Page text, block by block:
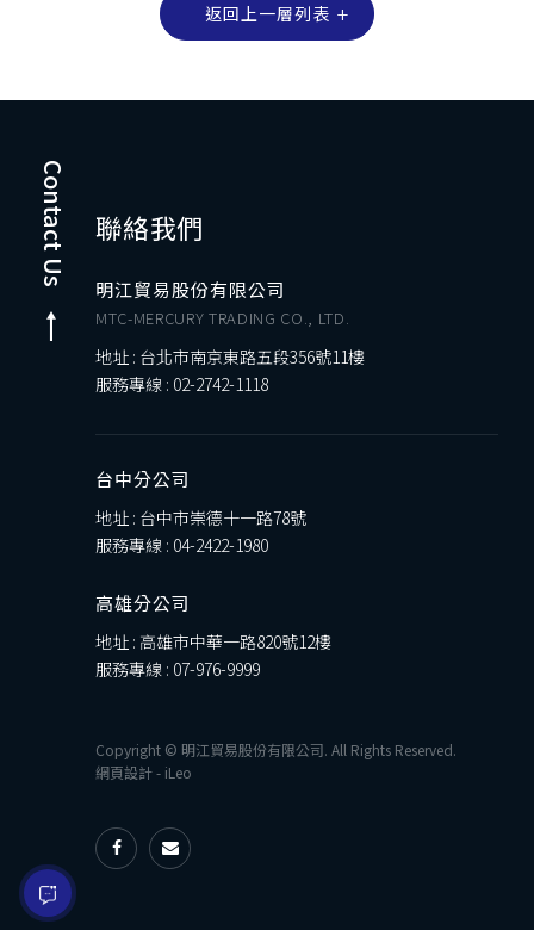
返回上一層列表
Contact Us 聯絡我們
明江貿易股份有限公司
MTC-MERCURY TRADING CO., LTD.
地址 : 台北市南京東路五段356號11樓
服務專線 : 02-2742-1118
台中分公司
地址 : 台中市崇德十一路78號
服務專線 : 04-2422-1980
高雄分公司
地址 : 高雄市中華一路820號12樓
服務專線 : 07-976-9999
Copyright © 明江貿易股份有限公司. All Rights Reserved.
網頁設計- iLeo